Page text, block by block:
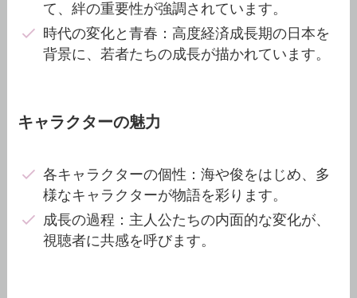
て、絆の重要性が強調されています。
時代の変化と青春：高度経済成長期の日本を
背景に、若者たちの成長が描かれています。
キャラクターの魅力
各キャラクターの個性：海や俊をはじめ、多
様なキャラクターが物語を彩ります。
成長の過程：主人公たちの内面的な変化が、
視聴者に共感を呼びます。